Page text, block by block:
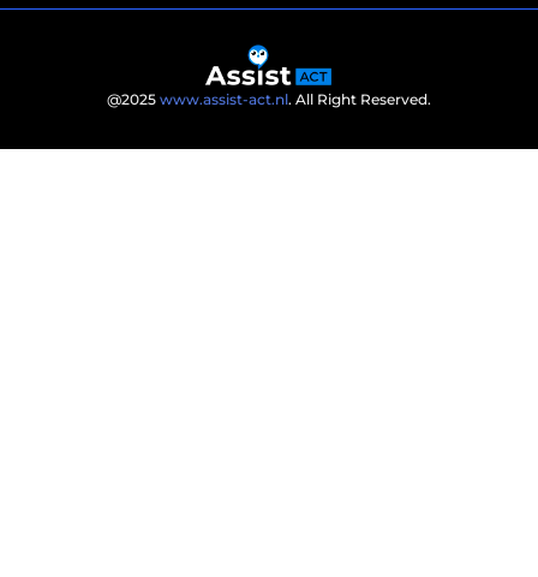
@2025 www.assist-act.nl. All Right Reserved.